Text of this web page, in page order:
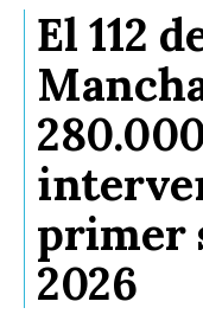
El 112
primer
2026